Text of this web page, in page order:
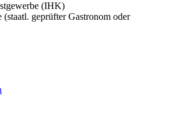
(IHK)
(staatl. geprüfter Gastronom oder